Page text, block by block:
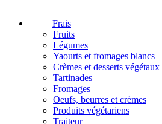
Frais
Fruits
Légumes
Yaourts et fromages blancs
Crèmes et desserts végétaux
Tartinades
Fromages
Oeufs, beurres et crèmes
Produits végétariens
Traiteur